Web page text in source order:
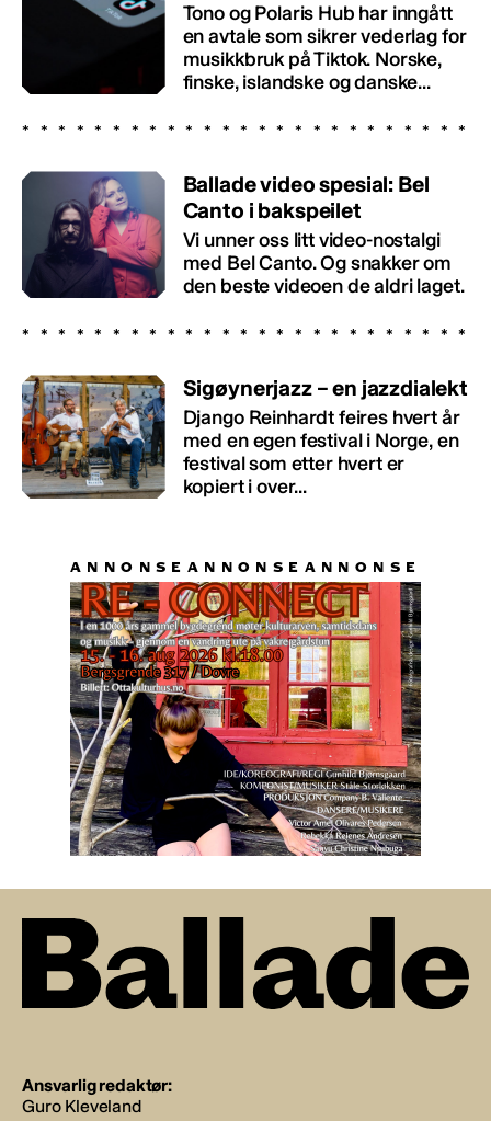
Tono og Polaris Hub har inngått
en avtale som sikrer vederlag for
musikkbruk på Tiktok. Norske,
finske, islandske og danske...
Ballade video spesial: Bel
Canto i bakspeilet
Vi unner oss litt video-nostalgi
med Bel Canto. Og snakker om
den beste videoen de aldri laget.
Sigøynerjazz – en jazzdialekt
Django Reinhardt feires hvert år
med en egen festival i Norge, en
festival som etter hvert er
kopiert i over...
Ansvarlig redaktør:
Guro Kleveland